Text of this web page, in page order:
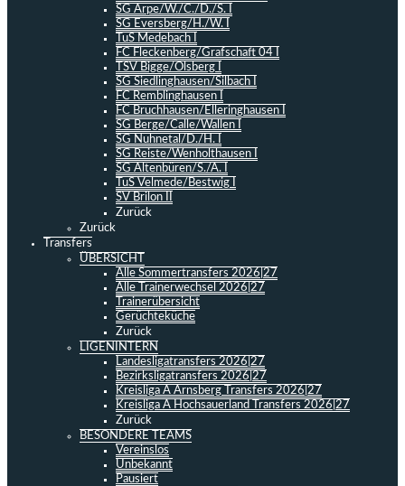
SG Arpe/W./C./D./S. I
SG Eversberg/H./W. I
TuS Medebach I
FC Fleckenberg/Grafschaft 04 I
TSV Bigge/Olsberg I
SG Siedlinghausen/Silbach I
FC Remblinghausen I
FC Bruchhausen/Elleringhausen I
SG Berge/Calle/Wallen I
SG Nuhnetal/D./H. I
SG Reiste/Wenholthausen I
SG Altenbüren/S./A. I
TuS Velmede/Bestwig I
SV Brilon II
Zurück
Zurück
Transfers
ÜBERSICHT
Alle Sommertransfers 2026|27
Alle Trainerwechsel 2026|27
Trainerübersicht
Gerüchteküche
Zurück
LIGENINTERN
Landesligatransfers 2026|27
Bezirksligatransfers 2026|27
Kreisliga A Arnsberg Transfers 2026|27
Kreisliga A Hochsauerland Transfers 2026|27
Zurück
BESONDERE TEAMS
Vereinslos
Unbekannt
Pausiert